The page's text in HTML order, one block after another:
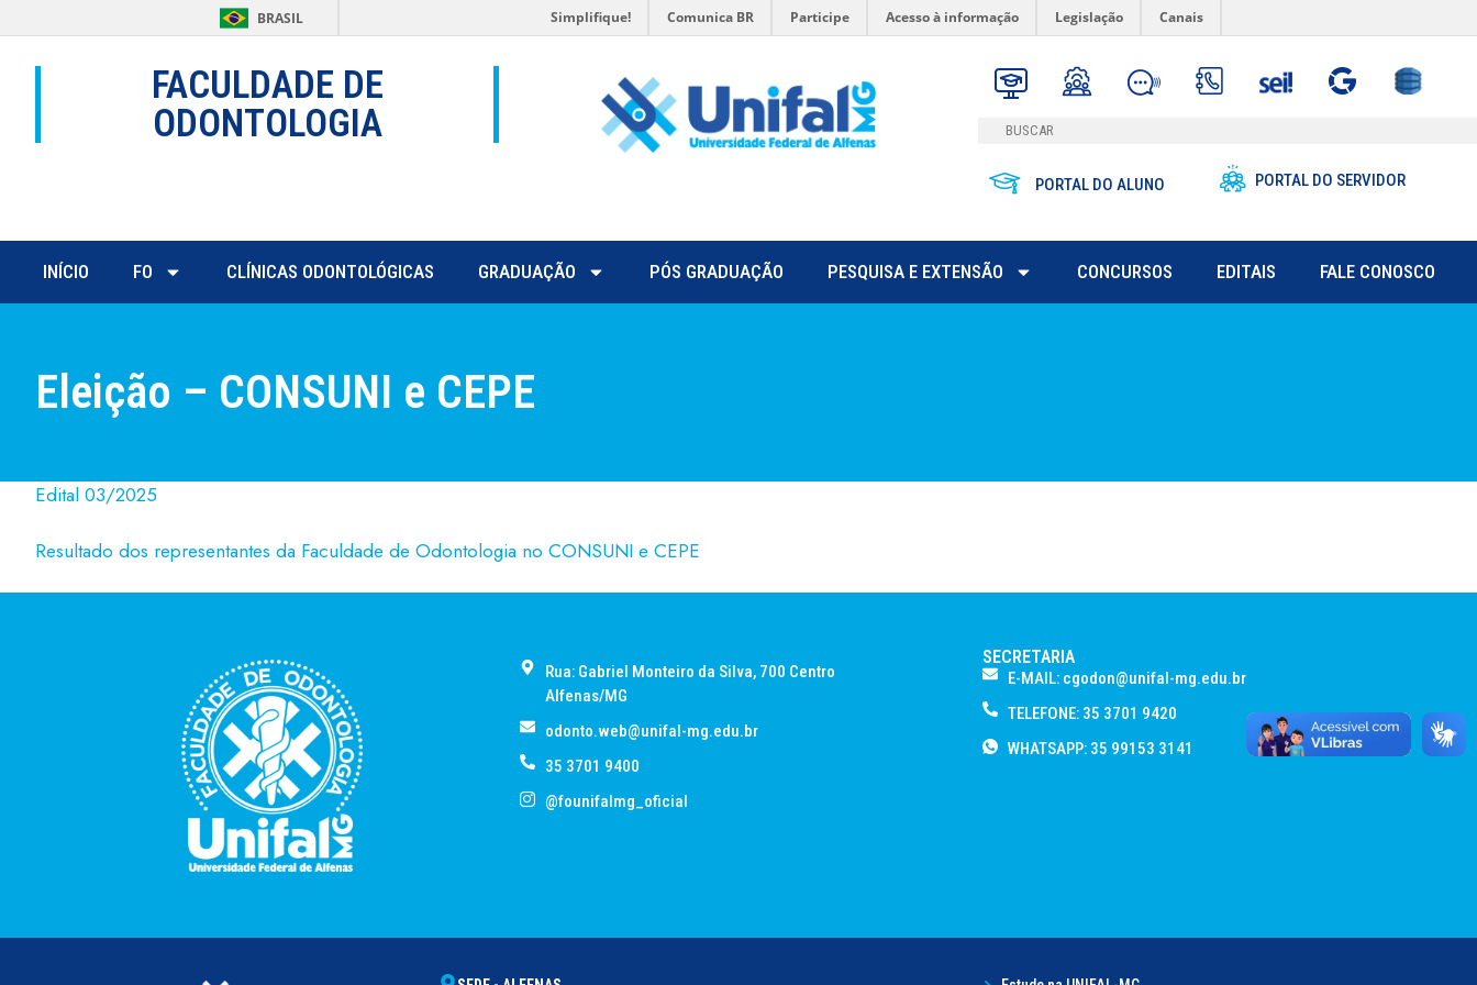
BRASIL Simplifique! Comunica BR Participe Acesso à informação Legislação Canais
FACULDADE DE
ODONTOLOGIA
PORTAL DO ALUNO PORTAL DO SERVIDOR
INÍCIO FO CLÍNICAS ODONTOLÓGICAS GRADUAÇÃO PÓS GRADUAÇÃO PESQUISA E EXTENSÃO CONCURSOS EDITAIS FALE CONOSCO
Eleição – CONSUNI e CEPE
Edital 03/2025
Resultado dos representantes da Faculdade de Odontologia no CONSUNI e CEPE
Rua: Gabriel Monteiro da Silva, 700 Centro
Alfenas/MG
odonto.web@unifal-mg.edu.br
35 3701 9400
@founifalmg_oficial
SECRETARIA
E-MAIL: cgodon@unifal-mg.edu.br
TELEFONE: 35 3701 9420
WHATSAPP: 35 99153 3141